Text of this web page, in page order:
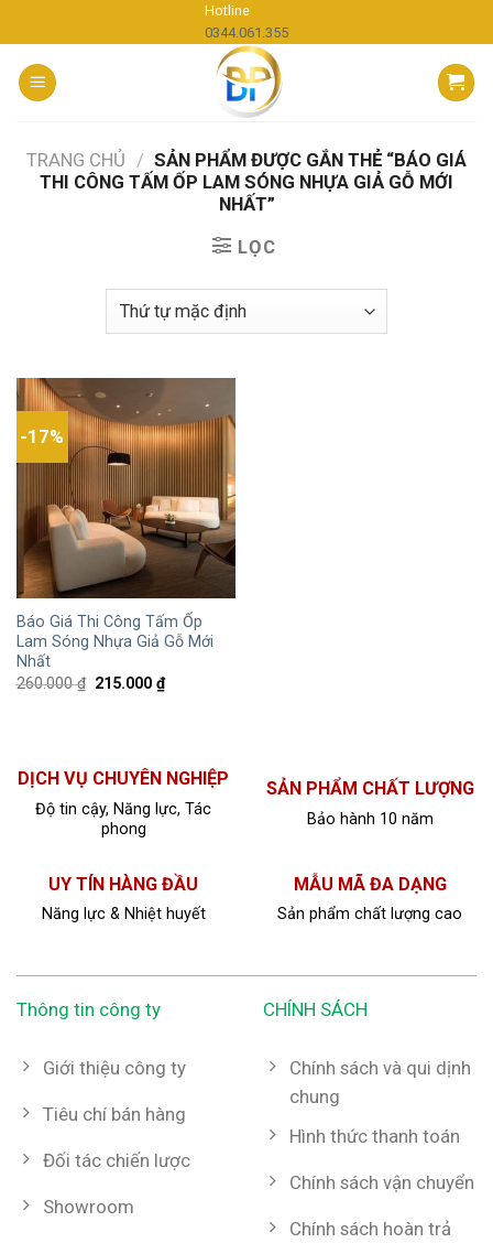
to
content
Hotline
0344.061.355
TRANG CHỦ / SẢN PHẨM ĐƯỢC GẮN THẺ “BÁO GIÁ
THI CÔNG TẤM ỐP LAM SÓNG NHỰA GIẢ GỖ MỚI
NHẤT”
LỌC
-17%
Báo Giá Thi Công Tấm Ốp
Lam Sóng Nhựa Giả Gỗ Mới
Nhất
260.000₫ 215.000₫
DỊCH VỤ CHUYÊN NGHIỆP
Độ tin cậy, Năng lực, Tác
phong
SẢN PHẨM CHẤT LƯỢNG
Bảo hành 10 năm
UY TÍN HÀNG ĐẦU
Năng lực & Nhiệt huyết
MẪU MÃ ĐA DẠNG
Sản phẩm chất lượng cao
Thông tin công ty
Giới thiệu công ty
Tiêu chí bán hàng
Đối tác chiến lược
Showroom
CHÍNH SÁCH
Chính sách và qui dịnh
chung
Hình thức thanh toán
Chính sách vận chuyển
Chính sách hoàn trả